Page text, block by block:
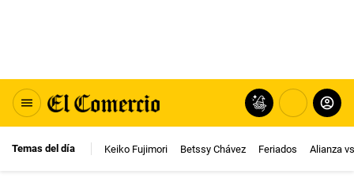
Temas del día Keiko Fujimori Betssy Chávez Feriados Alianza